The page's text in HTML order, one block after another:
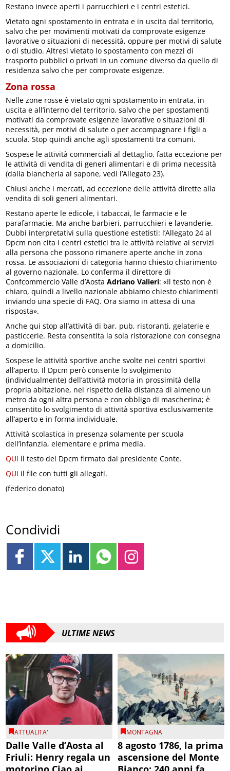
Restano invece aperti i parrucchieri e i centri estetici.
Vietato ogni spostamento in entrata e in uscita dal territorio,
salvo che per movimenti motivati da comprovate esigenze
lavorative o situazioni di necessità, oppure per motivi di salute
o di studio. Altresì vietato lo spostamento con mezzi di
trasporto pubblici o privati in un comune diverso da quello di
residenza salvo che per comprovate esigenze.
Zona rossa
Nelle zone rosse è vietato ogni spostamento in entrata, in
uscita e all’interno del territorio, salvo che per spostamenti
motivati da comprovate esigenze lavorative o situazioni di
necessità, per motivi di salute o per accompagnare i figli a
scuola. Stop quindi anche agli spostamenti tra comuni.
Sospese le attività commerciali al dettaglio, fatta eccezione per
le attività di vendita di generi alimentari e di prima necessità
(dalla biancheria al sapone, vedi l’Allegato 23).
Chiusi anche i mercati, ad eccezione delle attività dirette alla
vendita di soli generi alimentari.
Restano aperte le edicole, i tabaccai, le farmacie e le
parafarmacie. Ma anche barbieri, parrucchieri e lavanderie.
Dubbi interpretativi sulla questione estetisti: l’Allegato 24 al
Dpcm non cita i centri estetici tra le attività relative ai servizi
alla persona che possono rimanere aperte anche in zona
rossa. Le associazioni di categoria hanno chiesto chiarimento
al governo nazionale. Lo conferma il direttore di
Confcommercio Valle d’AostaAdriano Valieri: «Il testo non è
chiaro, quindi a livello nazionale abbiamo chiesto chiarimenti
inviando una specie di FAQ. Ora siamo in attesa di una
risposta».
Anche qui stop all’attività di bar, pub, ristoranti, gelaterie e
pasticcerie. Resta consentita la sola ristorazione con consegna
a domicilio.
Sospese le attività sportive anche svolte nei centri sportivi
all’aperto. Il Dpcm però consente lo svolgimento
(individualmente) dell’attività motoria in prossimità della
propria abitazione, nel rispetto della distanza di almeno un
metro da ogni altra persona e con obbligo di mascherina; è
consentito lo svolgimento di attività sportiva esclusivamente
all’aperto e in forma individuale.
Attività scolastica in presenza solamente per scuola
dell’infanzia, elementare e prima media.
QUI il testo del Dpcm firmato dal presidente Conte.
QUI il file con tutti gli allegati.
(federico donato)
Condividi
ULTIME NEWS
ATTUALITA'
Dalle Valle d’Aosta al
Friuli: Henry regala un
MONTAGNA
8 agosto 1786, la prima
ascensione del Monte